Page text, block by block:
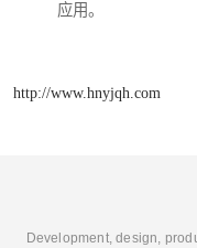
应用。
http://www.hnyjqh.com
Development, design,